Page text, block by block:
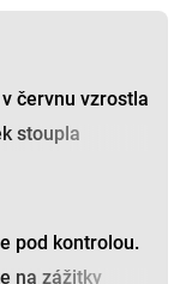
červnu vzrostla
stoupla
pod kontrolou.
na zážitky